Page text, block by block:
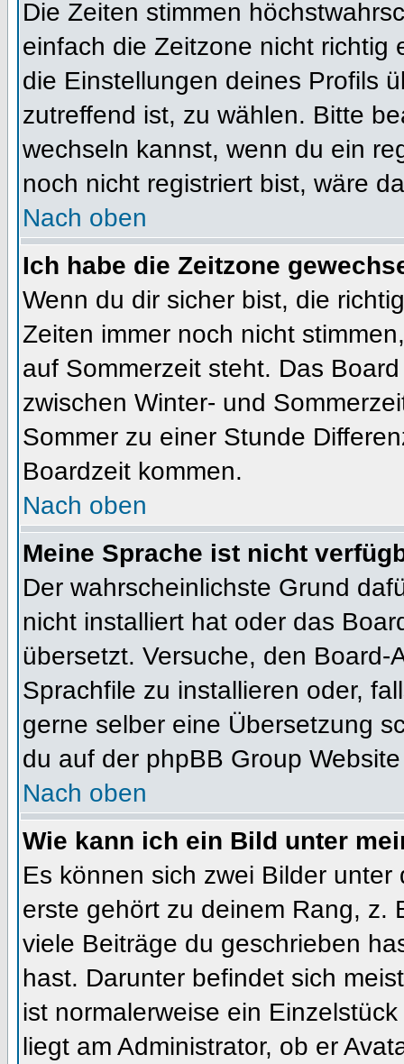
Die Zeiten stimmen
einfach die Zeitzone nicht richtig
die Einstellungen deines Profils
zutreffend ist, zu wählen. Bitte
wechseln kannst, wenn du ein
noch nicht registriert bist, wäre
Nach oben
Ich habe die Zeitzone
Wenn du dir sicher bist, die
Zeiten immer noch nicht
auf Sommerzeit steht. Das
zwischen Winter- und
Sommer zu einer Stunde
Boardzeit kommen.
Nach oben
Meine Sprache ist nicht
Der wahrscheinlichste Grund
nicht installiert hat oder das
übersetzt. Versuche, den
Sprachfile zu installieren oder,
gerne selber eine Übersetzung
du auf der phpBB Group
Nach oben
Wie kann ich ein Bild unter
Es können sich zwei Bilder
erste gehört zu deinem Rang, z.
viele Beiträge du geschrieben
hast. Darunter befindet sich
ist normalerweise ein
liegt am Administrator, ob er